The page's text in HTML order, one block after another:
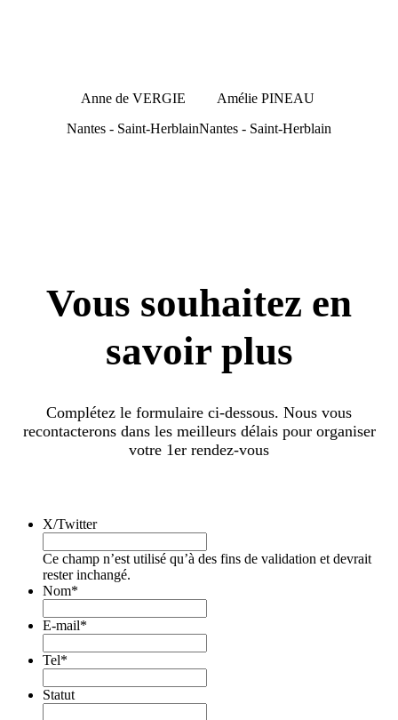
Anne de VERGIE
Nantes - Saint-Herblain
Amélie PINEAU
Nantes - Saint-Herblain
Vous souhaitez en
savoir plus
Complétez le formulaire ci-dessous. Nous vous
recontacterons dans les meilleurs délais pour organiser
votre 1er rendez-vous
X/Twitter
Ce champ n’est utilisé qu’à des fins de validation et devrait
rester inchangé.
Nom*
E-mail*
Tel*
Statut